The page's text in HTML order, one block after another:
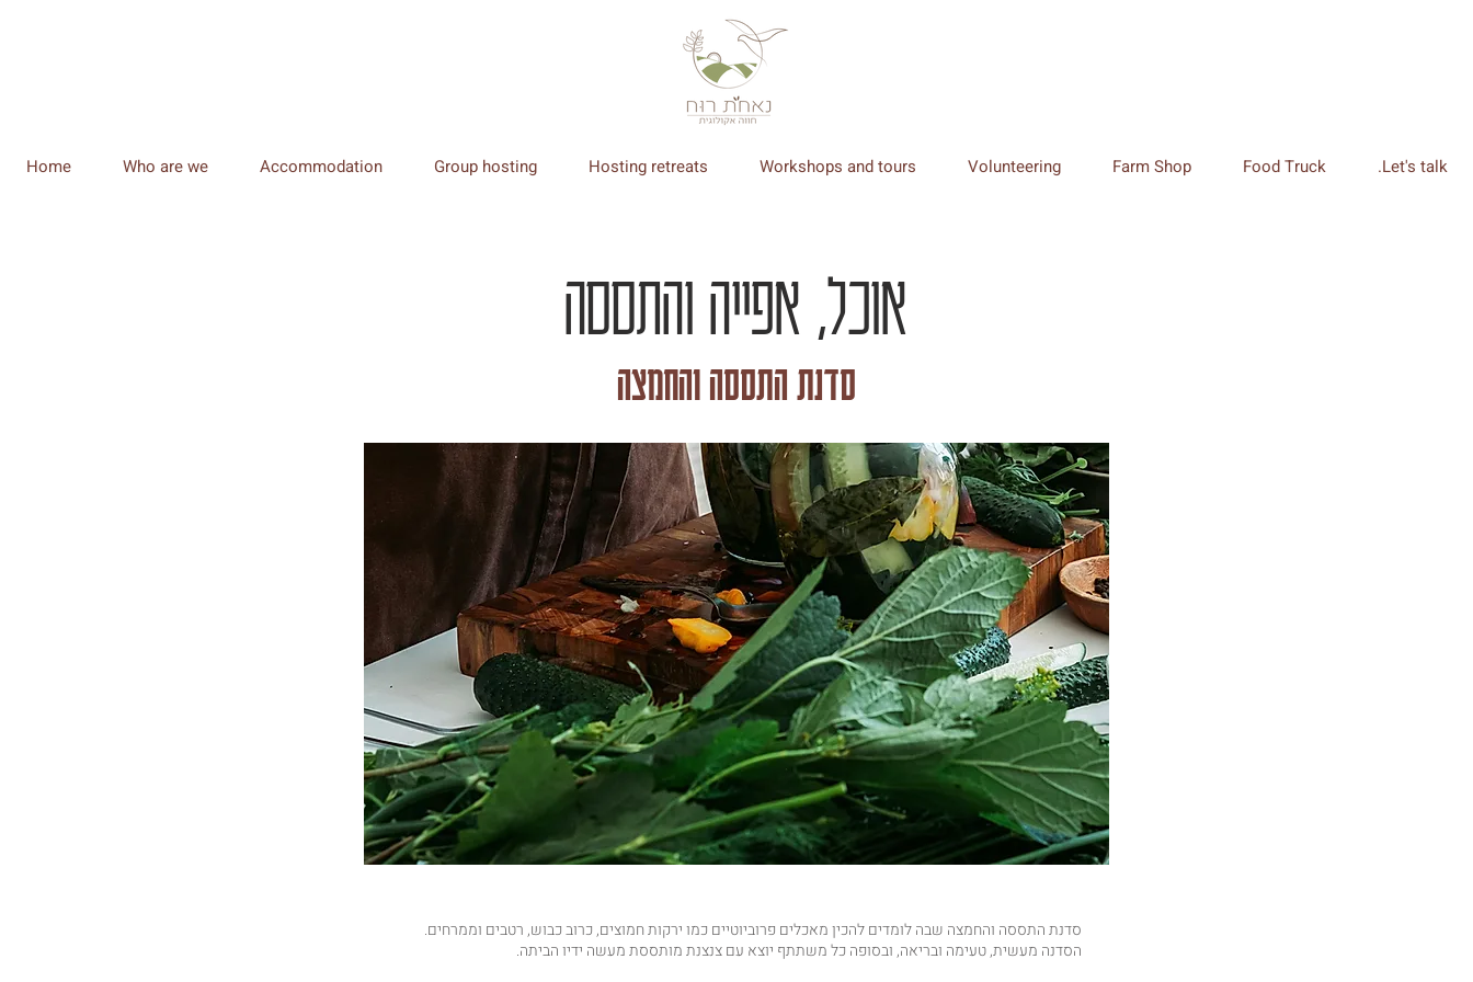
Let's talk.
Food Truck
Farm Shop
Volunteering
Workshops and tours
Hosting retreats
Group hosting
Accommodation
Who are we
Home
אוכל, אפייה והתססה
סדנת התססה והחמצה
סדנת התססה והחמצה שבה לומדים להכין מאכלים פרוביוטיים כמו ירקות חמוצים, כרוב כבוש, רטבים וממרחים.
הסדנה מעשית, טעימה ובריאה, ובסופה כל משתתף יוצא עם צנצנת מותססת מעשה ידיו הביתה.